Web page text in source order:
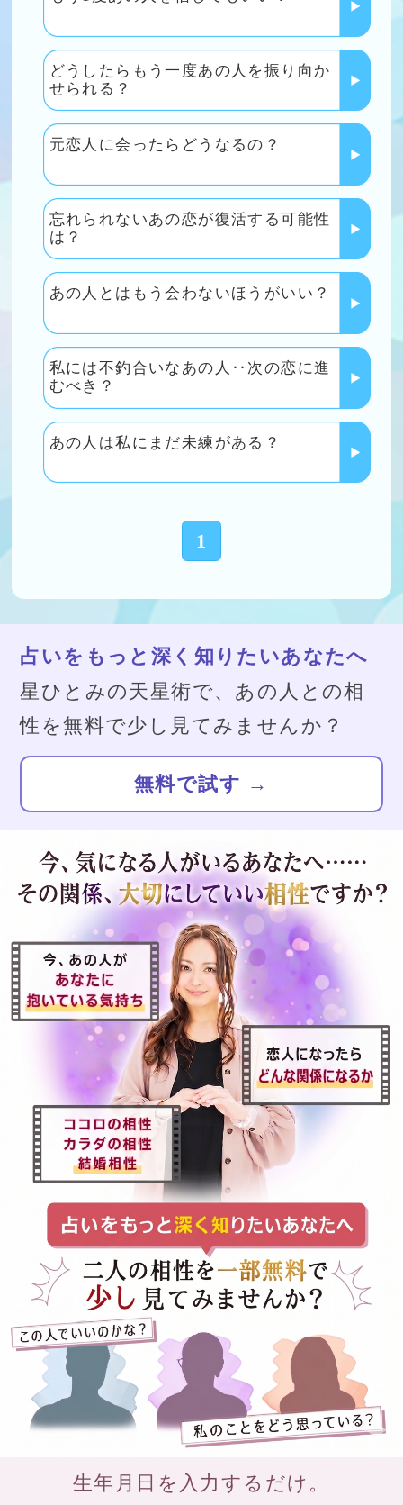
1
占いをもっと深く知りたいあなたへ
性を無料で少し見てみませんか？
無料で試す →
生年月日を入力するだけ。
気に入ったら続きを読む、
それだけでOKです。
TVで話題の占い師
あの人との相性を確かめる
一部無料｜ 880円（税込）
生年月日のみで完了
いま人気沸騰の電話占い
ジェンマ
心のターンオーバー
を手伝うエネルギー
ワーカーセラピスト
一花
飛びぬけた霊聴力と
カウンセラーの分析
を交えた鑑定師
ミラー
霊視で視える映像か
ら悩みを解決する鑑
定師
紅舟
断トツのリピート
率！数秘術、霊感タ
ロットの実力派鑑定
当たると評判の話題の占い師